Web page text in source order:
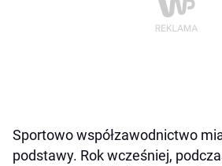
Sportowo współzawodnictwo
podstawy. Rok wcześniej,